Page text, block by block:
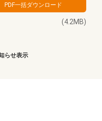
(4.2MB)
らせ表示